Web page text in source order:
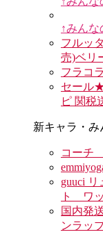
↑みんな
フルッ
売)ベリ
フラコ
セール
ピ 関税
新キャラ・み
コーチ
guuci
ト ワ
国内発
ンラッ